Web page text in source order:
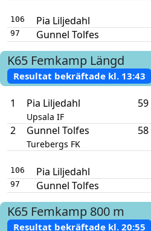
106 Pia Liljedahl
97 Gunnel Tolfes
K65 Femkamp Längd
Resultat bekräftade kl. 13:43
1 Pia Liljedahl
Upsala IF
59
2 Gunnel Tolfes
Turebergs FK
58
106 Pia Liljedahl
97 Gunnel Tolfes
K65 Femkamp 800 m
Resultat bekräftade kl. 20:55